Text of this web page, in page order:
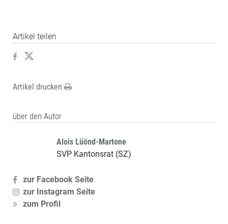
Artikel teilen
Artikel drucken
über den Autor
Alois Lüönd-Martone
SVP Kantonsrat (SZ)
zur Facebook Seite
zur Instagram Seite
zum Profil